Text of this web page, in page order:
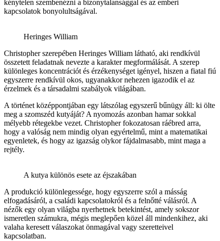
kénytelen szembenézni a bizonytalansággal és az emberi
kapcsolatok bonyolultságával.
Heringes William
Christopher szerepében Heringes William látható, aki rendkívül
összetett feladatnak nevezte a karakter megformálását. A szerep
különleges koncentrációt és érzékenységet igényel, hiszen a fiatal fiú
egyszerre rendkívül okos, ugyanakkor nehezen igazodik el az
érzelmek és a társadalmi szabályok világában.
A történet középpontjában egy látszólag egyszerű bűnügy áll: ki ölte
meg a szomszéd kutyáját? A nyomozás azonban hamar sokkal
mélyebb rétegekbe vezet. Christopher fokozatosan ráébred arra,
hogy a valóság nem mindig olyan egyértelmű, mint a matematikai
egyenletek, és hogy az igazság olykor fájdalmasabb, mint maga a
rejtély.
A kutya különös esete az éjszakában
A produkció különlegessége, hogy egyszerre szól a másság
elfogadásáról, a családi kapcsolatokról és a felnőtté válásról. A
nézők egy olyan világba nyerhetnek betekintést, amely sokszor
ismeretlen számukra, mégis meglepően közel áll mindenkihez, aki
valaha keresett válaszokat önmagával vagy szeretteivel
kapcsolatban.